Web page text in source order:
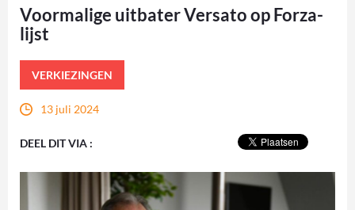
Voormalige uitbater Versato op Forza-
lijst
VERKIEZINGEN
13 juli 2024
DEEL DIT VIA :